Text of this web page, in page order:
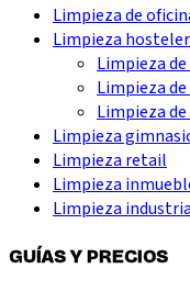
Limpieza de
Limpieza
Limpieza
Limpieza
Limpieza
Limpieza
Limpieza retail
Limpieza
Limpieza
GUÍAS Y PRECIOS